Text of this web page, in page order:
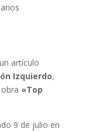
artículo
Izquierdo,
«Top
9 de julio en